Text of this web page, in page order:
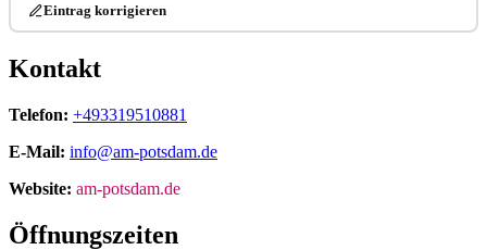
Eintrag korrigieren
Kontakt
Telefon: +493319510881
E-Mail: info@am-potsdam.de
Website: am-potsdam.de
Öffnungszeiten